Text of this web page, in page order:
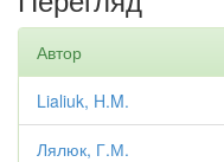
Автор
Lialiuk, H.M.
Лялюк, Г.М.